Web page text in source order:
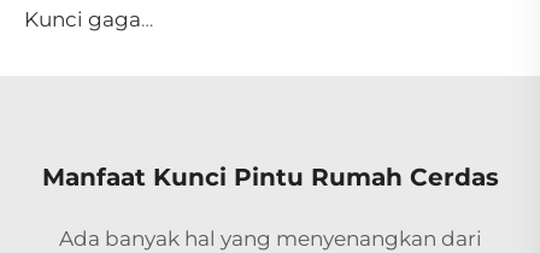
Kunci gagang pintu keamanan untuk Apartemen Tanpa Kunci Otomatis Biometrik Sidik Jari Kata Sandi Tuya App Tenon D7
Manfaat Kunci Pintu Rumah Cerdas
Ada banyak hal yang menyenangkan dari